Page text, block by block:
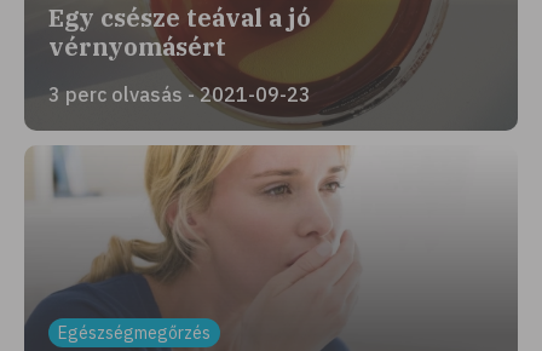
Egy csésze teával a jó
vérnyomásért
3 perc olvasás - 2021-09-23
Egészségmegőrzés